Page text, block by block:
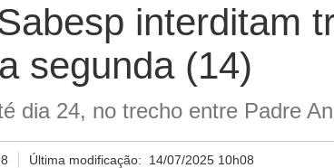
interditam
segunda (14)
dia 24, no trecho entre Padre
Última modificação: 14/07/2025 10h08